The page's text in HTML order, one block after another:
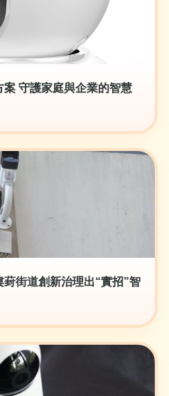
守護家庭與企業的智慧
街道創新治理出“實招”智